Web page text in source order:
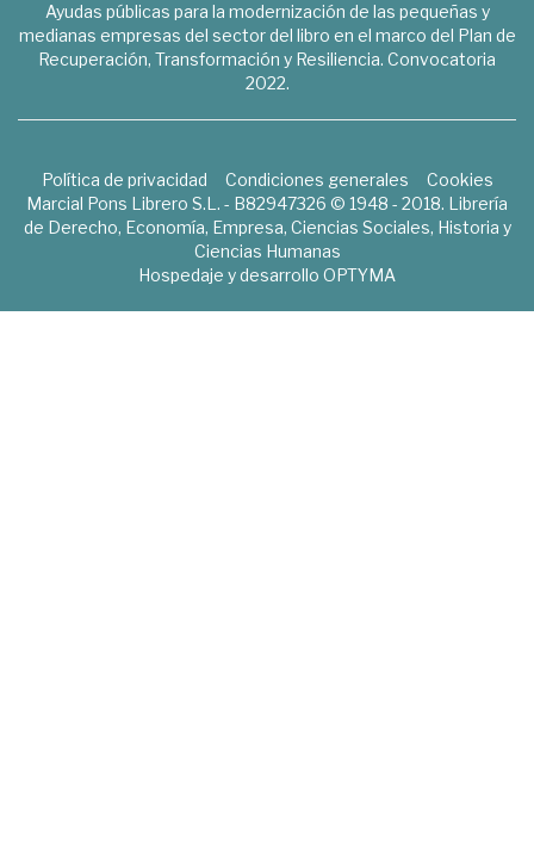
Ayudas públicas para la modernización de las pequeñas y
medianas empresas del sector del libro en el marco del Plan de
Recuperación, Transformación y Resiliencia. Convocatoria
2022.
Política de privacidad Condiciones generales
Cookies
Marcial Pons Librero S.L. - B82947326 © 1948 - 2018. Librería
de Derecho, Economía, Empresa, Ciencias Sociales, Historia y
Ciencias Humanas
Hospedaje y desarrollo OPTYMA